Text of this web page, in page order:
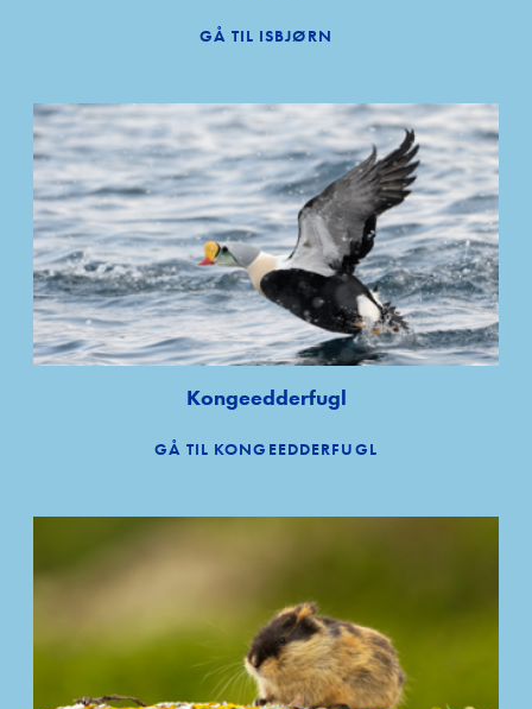
GÅ TIL ISBJØRN
Kongeedderfugl
GÅ TIL KONGEEDDERFUGL